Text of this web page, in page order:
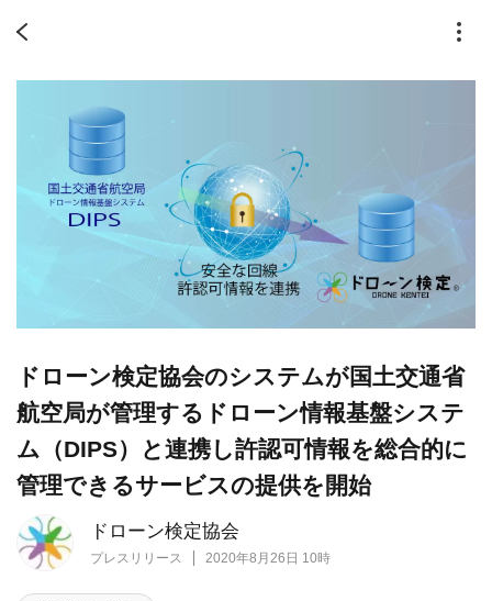
ドローン検定協会
プレスリリース 2020年8月26日 10時
ドローン検定協会のシステムが国土交通省
航空局が管理するドローン情報基盤システ
ム（DIPS）と連携し許認可情報を総合的に
管理できるサービスの提供を開始